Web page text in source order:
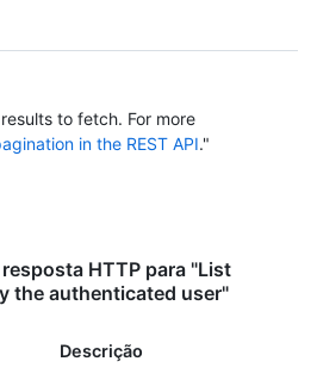
to fetch. For more
in the REST API."
HTTP para "List
the authenticated user"
Descrição